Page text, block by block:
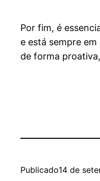
Por fim, é
e está sempre
de forma
Publicado14 de